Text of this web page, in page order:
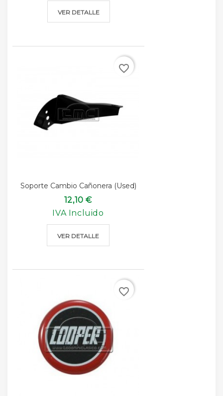
VER DETALLE
Soporte Cambio Cañonera (used)
12,10 €
IVA Incluido
VER DETALLE
favorite_border
favorite_border